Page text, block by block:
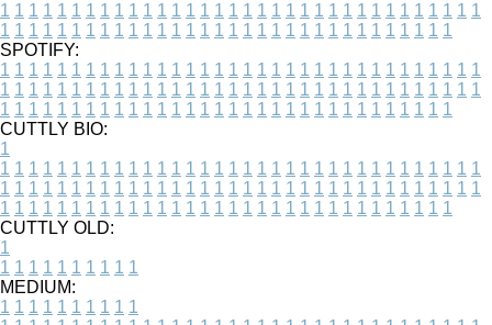
1 1 1 1 1 1 1 1 1 1 1 1 1 1 1 1 1 1 1 1 1 1 1 1 1 1 1 1 1 1 1 1 1 1
1 1 1 1 1 1 1 1 1 1 1 1 1 1 1 1 1 1 1 1 1 1 1 1 1 1 1 1 1 1 1 1
SPOTIFY:
1 1 1 1 1 1 1 1 1 1 1 1 1 1 1 1 1 1 1 1 1 1 1 1 1 1 1 1 1 1 1 1 1 1
1 1 1 1 1 1 1 1 1 1 1 1 1 1 1 1 1 1 1 1 1 1 1 1 1 1 1 1 1 1 1 1 1 1
1 1 1 1 1 1 1 1 1 1 1 1 1 1 1 1 1 1 1 1 1 1 1 1 1 1 1 1 1 1 1 1
CUTTLY BIO:
1
1 1 1 1 1 1 1 1 1 1 1 1 1 1 1 1 1 1 1 1 1 1 1 1 1 1 1 1 1 1 1 1 1 1
1 1 1 1 1 1 1 1 1 1 1 1 1 1 1 1 1 1 1 1 1 1 1 1 1 1 1 1 1 1 1 1 1 1
1 1 1 1 1 1 1 1 1 1 1 1 1 1 1 1 1 1 1 1 1 1 1 1 1 1 1 1 1 1 1 1
CUTTLY OLD:
1
1 1 1 1 1 1 1 1 1 1
MEDIUM:
1 1 1 1 1 1 1 1 1 1